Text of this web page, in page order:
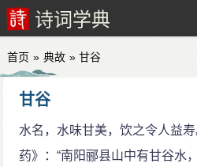
诗词学典
首页 » 典故 » 甘谷
甘谷
水名，水味甘美，饮之令人益
药》：“南阳郦县山中有甘谷水